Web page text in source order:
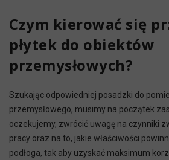
Czym kierować się
płytek do obiektów
przemysłowych?
Szukając odpowiedniej posadzki do
przemysłowego, musimy na początek
oczekujemy, zwrócić uwagę na czynniki
pracy oraz na to, jakie właściwości
podłoga, tak aby uzyskać maksimum